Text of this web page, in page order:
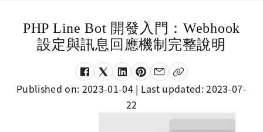
PHP Line Bot 開發入門：Webhook
設定與訊息回應機制完整說明
Published on: 2023-01-04| Last updated:2023-07-
22